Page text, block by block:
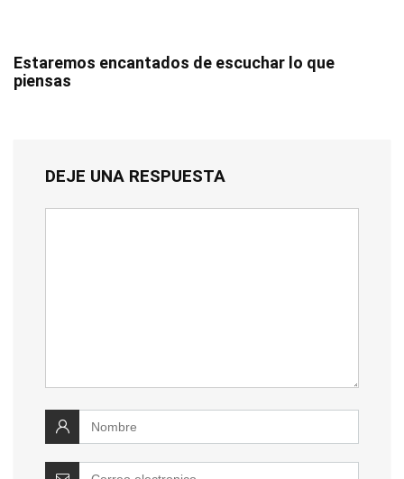
Estaremos encantados de escuchar lo que
piensas
DEJE UNA RESPUESTA